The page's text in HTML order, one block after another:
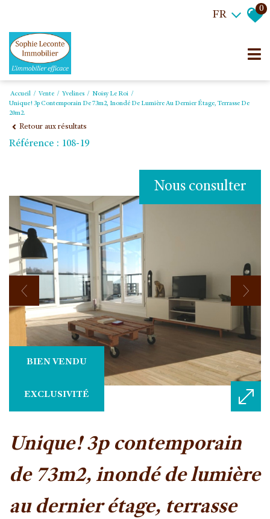
FR
0
Accueil Vente Yvelines
Noisy Le Roi
Unique! 3p Contemporain De 73m2, Inondé De Lumière Au Dernier Étage, Terrasse De
20m2.
Retour aux résultats
Référence : 108-19
BIEN VENDU
EXCLUSIVITÉ
Nous consulter
unique! 3p contemporain
de 73m2, inondé de lumière
au dernier étage, terrasse